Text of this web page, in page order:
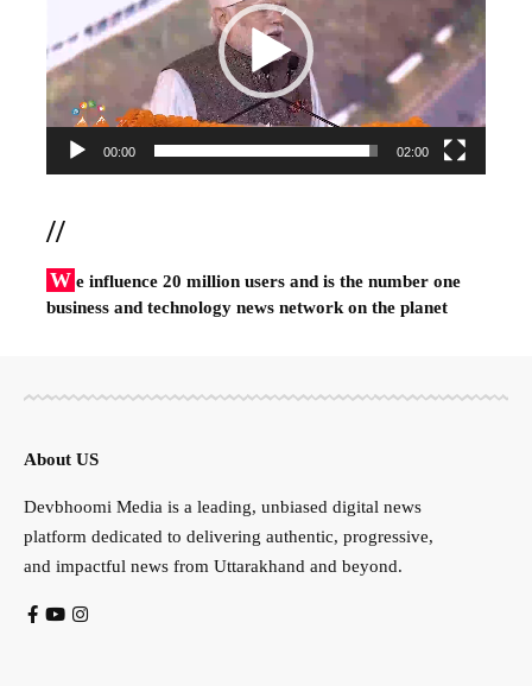
00:00 02:00
//
W e influence 20 million users and is the number one
business and technology news network on the planet
About US
Devbhoomi Media is a leading, unbiased digital news
platform dedicated to delivering authentic, progressive,
and impactful news from Uttarakhand and beyond.